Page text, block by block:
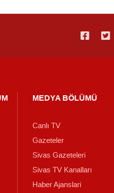
MEDYA BÖLÜMÜ
Canlı TV
Gazeteler
Sivas Gazeteleri
Sivas TV Kanalları
Haber Ajanslari